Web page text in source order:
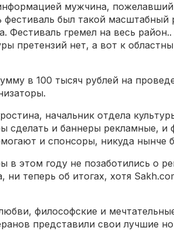
мужчина, пожелавший
был такой масштабный
гремел на весь
претензий нет, а вот к
в 100 тысяч рублей на
начальник отдела
и баннеры рекламные, и
и спонсоры, никуда нынче
этом году не позаботились о
теперь об итогах, хотя
философские и
представили свои лучшие